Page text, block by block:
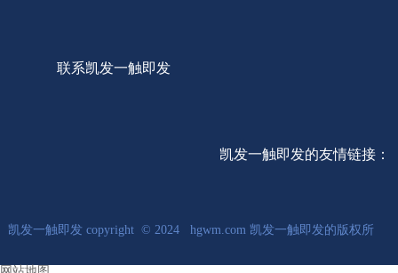
联系凯发一触即发
凯发一触即发的友情链接：
凯发一触即发 copyright © 2024 hgwm.com 凯发一触即发的版权所